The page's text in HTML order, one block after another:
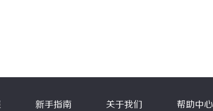
新手指南 关于我们 帮助中心